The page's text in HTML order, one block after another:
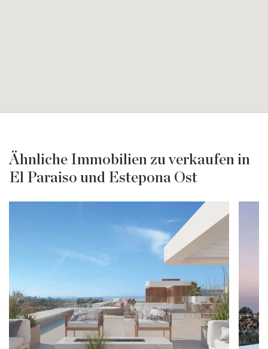
Ähnliche Immobilien zu verkaufen in
El Paraiso und Estepona Ost